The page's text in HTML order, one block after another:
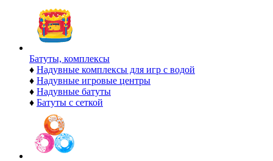
Батуты, комплексы
♦ Надувные комплексы для игр с водой
♦ Надувные игровые центры
♦ Надувные батуты
♦ Батуты с сеткой